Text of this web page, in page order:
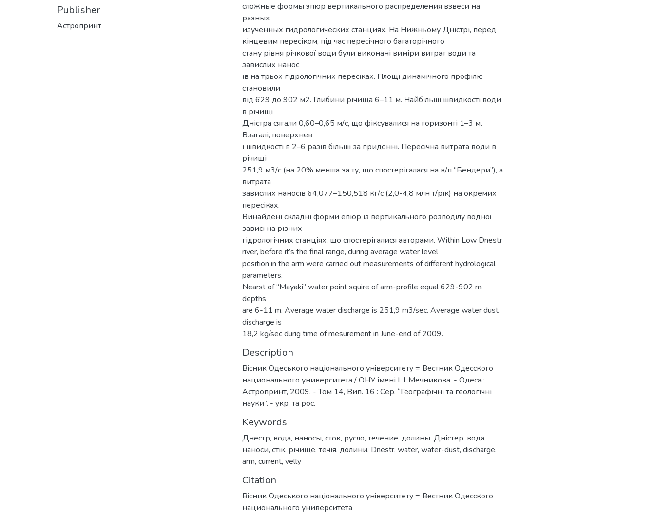
Publisher
Астропринт
сложные формы эпюр вертикального распределения взвеси на
разных
изученных гидрологических станциях. На Нижньому Дністрі, перед
кінцевим пересіком, під час пересічного багаторічного
стану рівня річкової води були виконані виміри витрат води та
завислих нанос
ів на трьох гідрологічних пересіках. Площі динамічного профілю
становили
від 629 до 902 м2. Глибини річища 6–11 м. Найбільші швидкості води
в річищі
Дністра сягали 0,60–0,65 м/с, що фіксувалися на горизонті 1–3 м.
Взагалі, поверхнев
і швидкості в 2–6 разів більші за придонні. Пересічна витрата води в
річищі
251,9 м3/с (на 20% менша за ту, що спостерігалася на в/п “Бендери”), а
витрата
завислих наносів 64,077–150,518 кг/с (2,0-4,8 млн т/рік) на окремих
пересіках.
Винайдені складні форми епюр із вертикального розподілу водної
зависі на різних
гідрологічних станціях, що спостерігалися авторами. Within Low Dnestr
river, before it’s the final range, during average water level
position in the arm were carried out measurements of different hydrological
parameters.
Nearst of “Mayaki” water point squire of arm-profile equal 629-902 m,
depths
are 6-11 m. Average water discharge is 251,9 m3/sec. Average water dust
discharge is
18,2 kg/sec durig time of mesurement in June-end of 2009.
Description
Вiсник Одеського нацiонального унiверситету = Вестник Одесского
национального университета / ОНУ імені І. І. Мечникова. - Одеса :
Астропринт, 2009. - Том 14, Вип. 16 : Сер. “Географічні та геологічні
науки”. - укр. та рос.
Keywords
Днестр, вода, наносы, сток, русло, течение, долины, Дністер, вода,
наноси, стік, річище, течія, долини, Dnestr, water, water-dust, discharge,
arm, current, velly
Citation
Вiсник Одеського нацiонального унiверситету = Вестник Одесского
национального университета